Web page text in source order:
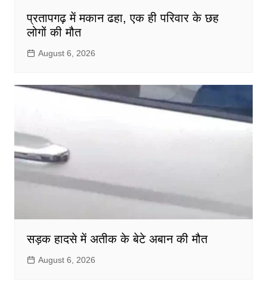
प्रतापगढ़ में मकान ढहा, एक ही परिवार के छह
लोगों की मौत
August 6, 2026
सड़क हादसे में अतीक के बेटे अबान की मौत
August 6, 2026